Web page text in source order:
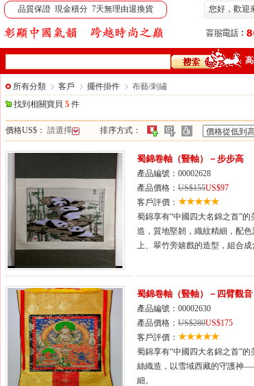
品質保證 現金積分 7天無理由退換貨 您好，歡迎
所有分類 客戶 擺件掛件
布藝/刺繡
找到相關寶貝 5 件
價格US$： 請選擇 排序方式：
蜀錦卷軸（豎軸）－步步高
產品編號：00002628
產品價格： US$155US$97
客戶評價：
蜀錦享有“中國四大名錦之首”
造，質地堅韌，織紋精細，配
上、翠竹旁嬉戲的造型，組合成
蜀錦卷軸（豎軸）－四臂觀音
產品編號：00002630
產品價格： US$280US$175
客戶評價：
蜀錦享有“中國四大名錦之首”
絲織造，以雪域西藏的守護神
細。